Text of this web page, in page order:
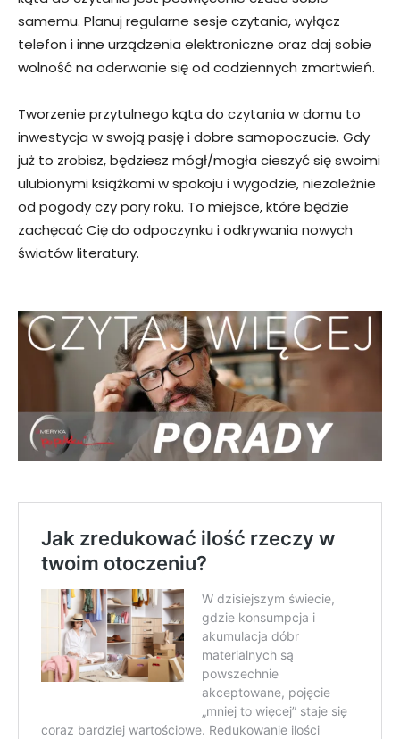
samemu. Planuj regularne sesje czytania, wyłącz
telefon i inne urządzenia elektroniczne oraz daj sobie
wolność na oderwanie się od codziennych zmartwień.
Tworzenie przytulnego kąta do czytania w domu to
inwestycja w swoją pasję i dobre samopoczucie. Gdy
już to zrobisz, będziesz mógł/mogła cieszyć się swoimi
ulubionymi książkami w spokoju i wygodzie, niezależnie
od pogody czy pory roku. To miejsce, które będzie
zachęcać Cię do odpoczynku i odkrywania nowych
światów literatury.